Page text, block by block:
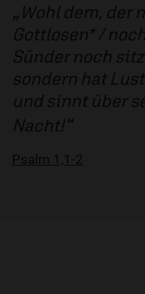
Wohl dem, der
Gottlosen* /
Sünder noch
sondern hat Lust
und sinnt über
Nacht!
Psalm 1,1-2